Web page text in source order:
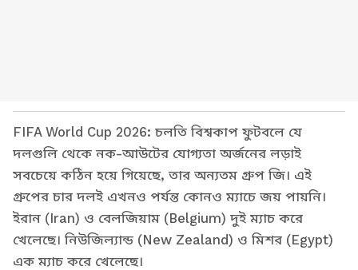
FIFA World Cup 2026: চলতি বিশ্বকাপ ফুটবলে যে
দলগুলি থেকে নক-আউটের যোগ্যতা অর্জনের লড়াই
সবচেয়ে কঠিন হয়ে গিয়েছে, তার অন্যতম গ্রুপ জি। এই
গ্রুপের চার দলই এখনও পর্যন্ত কোনও ম্যাচে জয় পায়নি।
ইরান (Iran) ও বেলজিয়াম (Belgium) দুই ম্যাচ করে
খেলেছে। নিউজিল্যান্ড (New Zealand) ও মিশর (Egypt)
এক ম্যাচ করে খেলেছে।